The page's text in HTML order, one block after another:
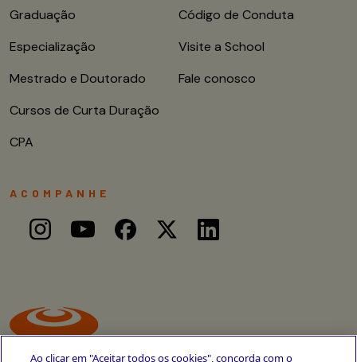
Graduação
Especialização
Mestrado e Doutorado
Cursos de Curta Duração
CPA
Código de Conduta
Visite a School
Fale conosco
ACOMPANHE
Ao clicar em "Aceitar todos os cookies", concorda com o